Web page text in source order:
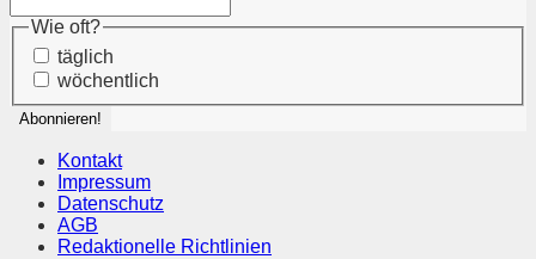
Wie oft?
täglich
wöchentlich
Kontakt
Impressum
Datenschutz
AGB
Redaktionelle Richtlinien